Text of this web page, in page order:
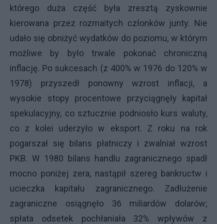
którego duża część była zresztą zyskownie
kierowana przez rozmaitych członków junty. Nie
udało się obniżyć wydatków do poziomu, w którym
możliwe by było trwale pokonać chroniczną
inflację. Po sukcesach (z 400% w 1976 do 120% w
1978) przyszedł ponowny wzrost inflacji, a
wysokie stopy procentowe przyciągnęły kapitał
spekulacyjny, co sztucznie podniosło kurs waluty,
co z kolei uderzyło w eksport. Z roku na rok
pogarszał się bilans płatniczy i zwalniał wzrost
PKB. W 1980 bilans handlu zagranicznego spadł
mocno poniżej zera, nastąpił szereg bankructw i
ucieczka kapitału zagranicznego. Zadłużenie
zagraniczne osiągnęło 36 miliardów dolarów;
spłata odsetek pochłaniała 32% wpływów z